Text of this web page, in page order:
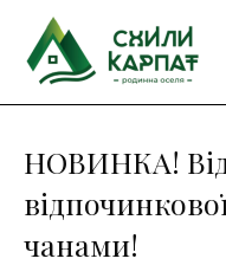
content
НОВИНКА!
чанами!​